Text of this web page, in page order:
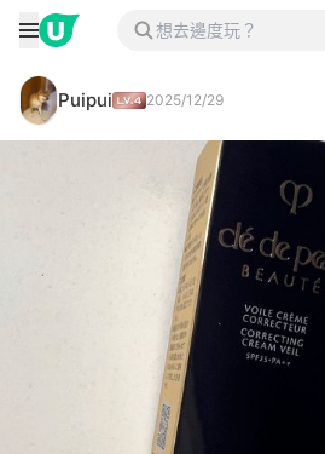
Puipui 2025/12/29